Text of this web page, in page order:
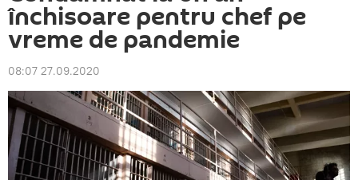
închisoare pentru chef pe
vreme de pandemie
08:07 27.09.2020